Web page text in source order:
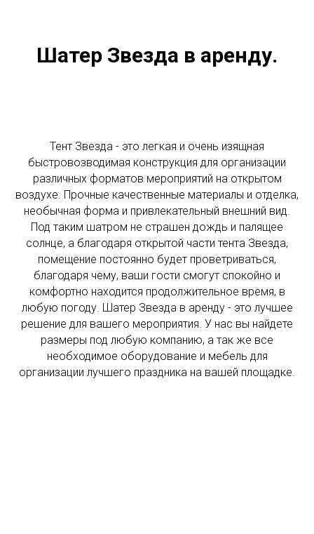
Шатер Звезда в аренду.
Тент Звезда - это легкая и очень изящная
быстровозводимая конструкция для организации
различных форматов мероприятий на открытом
воздухе. Прочные качественные материалы и отделка,
необычная форма и привлекательный внешний вид.
Под таким шатром не страшен дождь и палящее
солнце, а благодаря открытой части тента Звезда,
помещение постоянно будет проветриваться,
благодаря чему, ваши гости смогут спокойно и
комфортно находится продолжительное время, в
любую погоду. Шатер Звезда в аренду - это лучшее
решение для вашего мероприятия. У нас вы найдете
размеры под любую компанию, а так же все
необходимое оборудование и мебель для
организации лучшего праздника на вашей площадке.